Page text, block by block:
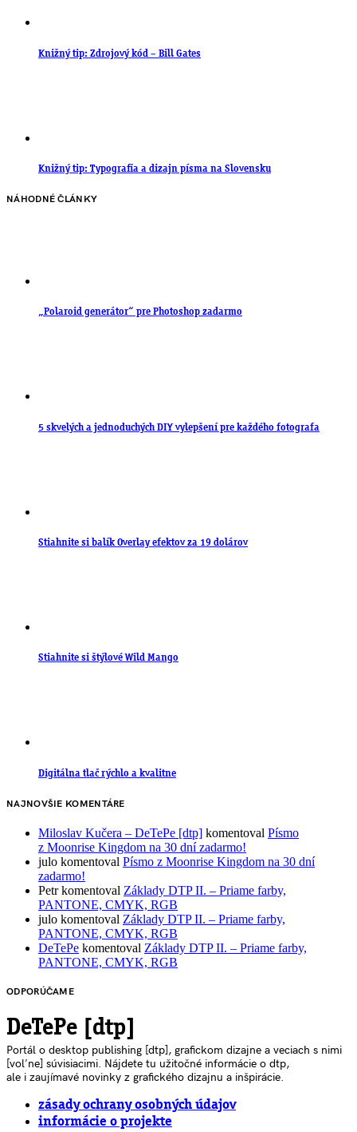
Knižný tip: Zdrojový kód – Bill Gates
Knižný tip: Typografia a dizajn písma na Slovensku
NÁHODNÉ ČLÁNKY
„Polaroid generátor“ pre Photoshop zadarmo
5 skvelých a jednoduchých DIY vylepšení pre každého fotografa
Stiahnite si balík Overlay efektov za 19 dolárov
Stiahnite si štýlové Wild Mango
Digitálna tlač rýchlo a kvalitne
NAJNOVŠIE KOMENTÁRE
Miloslav Kučera – DeTePe [dtp] komentoval Písmo
z Moonrise Kingdom na 30 dní zadarmo!
julo komentoval Písmo z Moonrise Kingdom na 30 dní
zadarmo!
Petrkomentoval Základy DTP II. – Priame farby,
PANTONE, CMYK, RGB
julo komentoval Základy DTP II. – Priame farby,
PANTONE, CMYK, RGB
DeTePe komentoval Základy DTP II. – Priame farby,
PANTONE, CMYK, RGB
ODPORÚČAME
DeTePe [dtp]
Portál o desktop publishing [dtp], grafickom dizajne a veciach s nimi
[voľne] súvisiacimi. Nájdete tu užitočné informácie o dtp,
ale i zaujímavé novinky z grafického dizajnu a inšpirácie.
zásady ochrany osobných údajov
informácie o projekte